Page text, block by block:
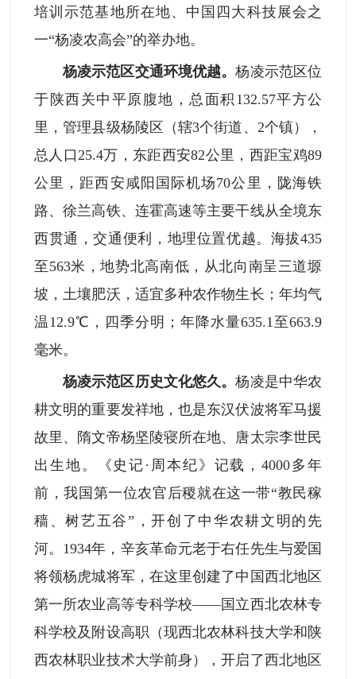
培训示范基地所在地、中国四大科技展会之
一“杨凌农高会”的举办地。
杨凌示范区交通环境优越。杨凌示范区位
于陕西关中平原腹地，总面积132.57平方公
里，管理县级杨陵区（辖3个街道、2个镇），
总人口25.4万，东距西安82公里，西距宝鸡89
公里，距西安咸阳国际机场70公里，陇海铁
路、徐兰高铁、连霍高速等主要干线从全境东
西贯通，交通便利，地理位置优越。海拔435
至563米，地势北高南低，从北向南呈三道塬
坡，土壤肥沃，适宜多种农作物生长；年均气
温12.9℃，四季分明；年降水量635.1至663.9
毫米。
杨凌示范区历史文化悠久。杨凌是中华农
耕文明的重要发祥地，也是东汉伏波将军马援
故里、隋文帝杨坚陵寝所在地、唐太宗李世民
出生地。《史记·周本纪》记载，4000多年
前，我国第一位农官后稷就在这一带“教民稼
穑、树艺五谷”，开创了中华农耕文明的先
河。1934年，辛亥革命元老于右任先生与爱国
将领杨虎城将军，在这里创建了中国西北地区
第一所农业高等专科学校——国立西北农林专
科学校及附设高职（现西北农林科技大学和陕
西农林职业技术大学前身），开启了西北地区